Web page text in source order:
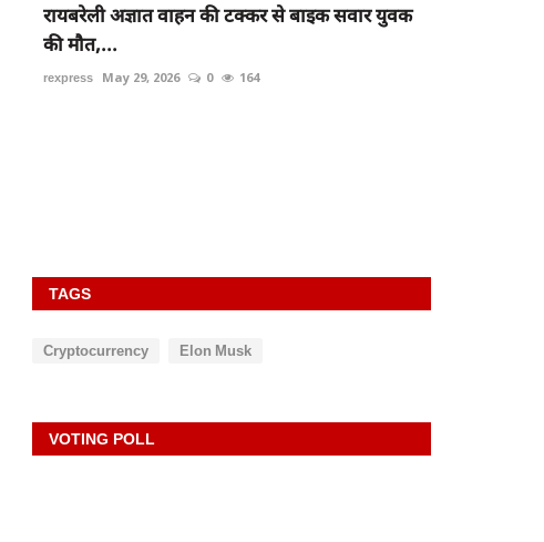
रायबरेली अज्ञात वाहन की टक्कर से बाइक सवार युवक
की मौत,...
rexpress May 29, 2026 0 164
TAGS
Cryptocurrency Elon Musk
VOTING POLL